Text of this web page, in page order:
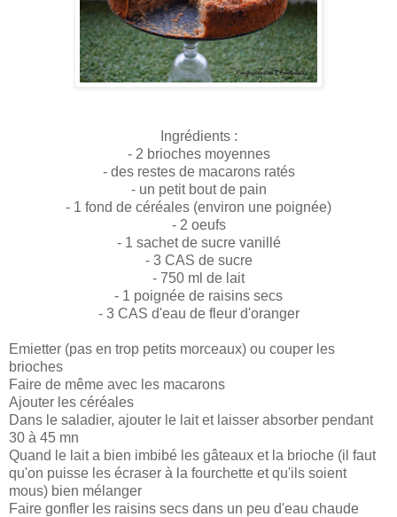
Ingrédients :
- 2 brioches moyennes
- des restes de macarons ratés
- un petit bout de pain
- 1 fond de céréales (environ une poignée)
- 2 oeufs
- 1 sachet de sucre vanillé
- 3 CAS de sucre
- 750 ml de lait
- 1 poignée de raisins secs
- 3 CAS d'eau de fleur d'oranger
Emietter (pas en trop petits morceaux) ou couper les
brioches
Faire de même avec les macarons
Ajouter les céréales
Dans le saladier, ajouter le lait et laisser absorber pendant
30 à 45 mn
Quand le lait a bien imbibé les gâteaux et la brioche (il faut
qu'on puisse les écraser à la fourchette et qu'ils soient
mous) bien mélanger
Faire gonfler les raisins secs dans un peu d'eau chaude